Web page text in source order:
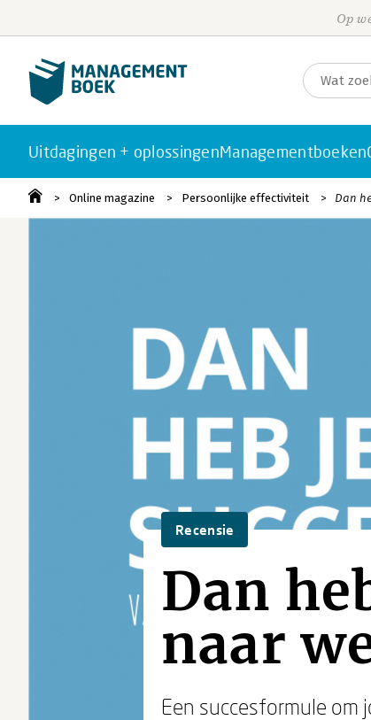
Op
Uitdagingen + oplossingenManagementboeken
Online magazine Persoonlijke effectiviteit Dan
Recensie
Dan
naar
Een succesformule om